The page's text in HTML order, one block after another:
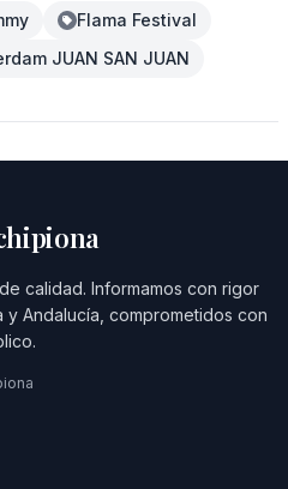
Flama Festival
JUAN SAN JUAN
calidad. Informamos con rigor
Andalucía, comprometidos con